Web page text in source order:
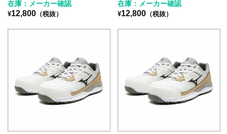
在庫：メーカー確認
¥12,800 （税抜）
在庫：メーカー確認
¥12,800 （税抜）